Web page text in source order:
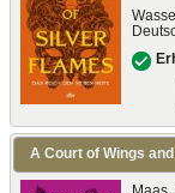
A Court of Wings